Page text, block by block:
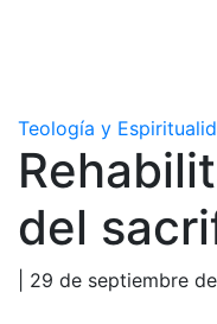
Teología y
del
| 29 de septiembre